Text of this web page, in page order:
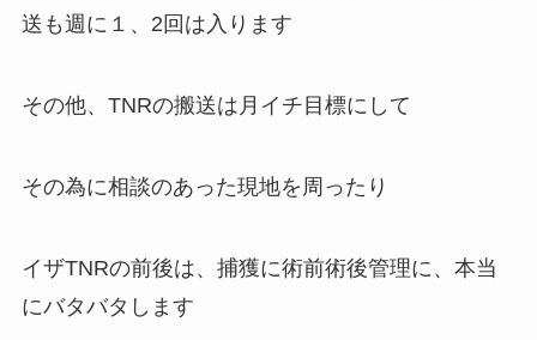
送も週に１、2回は入ります
その他、TNRの搬送は月イチ目標にして
その為に相談のあった現地を周ったり
イザTNRの前後は、捕獲に術前術後管理に、本当
にバタバタします